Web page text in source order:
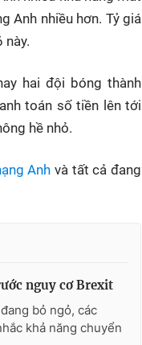
Anh nhiều hơn. Tỷ giá
này.
hai đội bóng thành
toán số tiền lên tới
hề nhỏ.
Anh và tất cả đang
nguy cơ Brexit
bỏ ngỏ, các
khả năng chuyển